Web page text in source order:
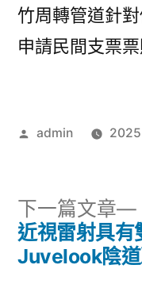
竹周轉管道針
申請民間支票
作
admin 2025
文
下一篇文章
近視雷射具有
Juvelook陰